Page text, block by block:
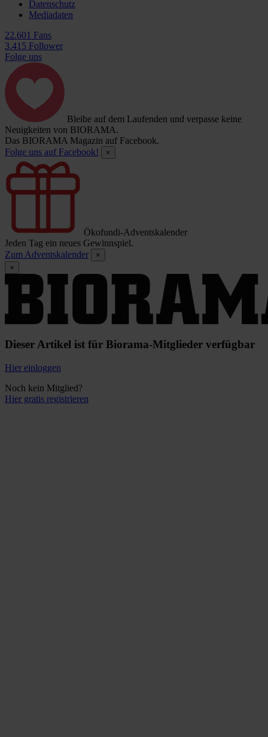
Datenschutz
Mediadaten
22.601 Fans
3.415 Follower
Folge uns
Bleibe auf dem Laufenden und verpasse keine
Neuigkeiten von BIORAMA.
Das BIORAMA Magazin auf Facebook.
Folge uns auf Facebook!
×
Ökofundi-Adventskalender
Jeden Tag ein neues Gewinnspiel.
Zum Adventskalender
×
×
Dieser Artikel ist für Biorama-Mitglieder verfügbar
Hier einloggen
Noch kein Mitglied?
Hier gratis registrieren